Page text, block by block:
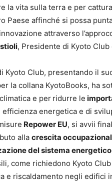
la vita sulla terra e per
Paese affinché si possa
attraverso
, Presidente di Kyoto Club
Club, presentando il
la collana KyotoBooks, ha
e per ridurre le
energetica e di
Repower EU, si avvii
alla crescita
del sistema
come richiedono Kyoto
e riscaldamento negli edifici